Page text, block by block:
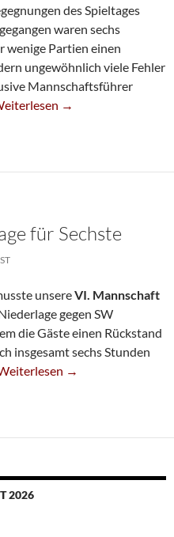
des Spieltages
waren sechs
wenige Partien einen
ungewöhnlich viele Fehler
Mannschaftsführer
Erster Tabellenführer
→
für Sechste
unsereVI. Mannschaft
gegen SW
die Gäste einen Rückstand
insgesamt sechs Stunden
Niederlage Für
→
2026